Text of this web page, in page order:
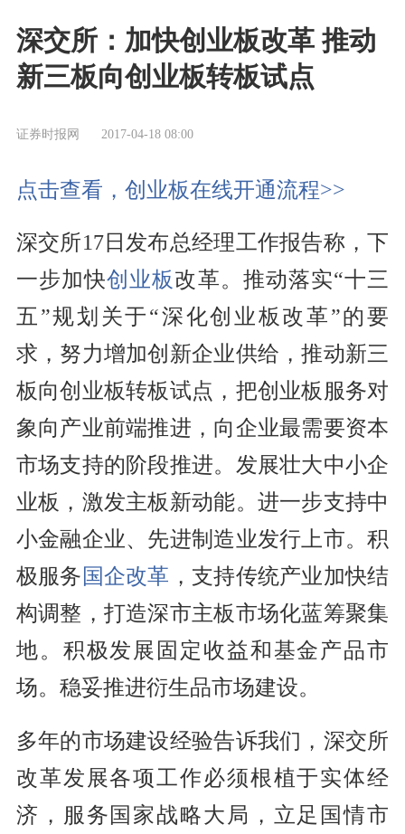
深交所：加快创业板改革 推动
新三板向创业板转板试点
证券时报网 2017-04-18 08:00
点击查看，创业板在线开通流程>>
深交所17日发布总经理工作报告称，下
一步加快创业板改革。推动落实“十三
五”规划关于“深化创业板 改革”的要
求，努力增加创新企业供给，推动新三
板向创业板转板试点，把创业板服务对
象向产业前端推进，向企业最需要资本
市场支持的阶段推进。发展壮大中小企
业板，激发主板新动能。进一步支持中
小金融企业、先进制造业发行上市。积
极服务 国企改革 ，支持传统产业加快结
构调整，打造深市主板市场化蓝筹聚集
地。积极发展固定收益和基金产品市
场。稳妥推进衍生品市场建设。
多年的市场建设经验告诉我们，深交所
改革发展各项工作必须根植于实体经
济，服务国家战略大局，立足国情市